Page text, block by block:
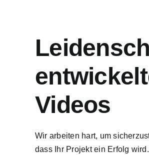
Videos
Wir arbeiten hart, um
dass Ihr Projekt ein Erfolg